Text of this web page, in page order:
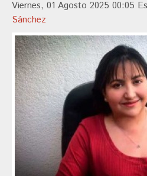
Viernes, 01 Agosto 2025 00:05
Sánchez